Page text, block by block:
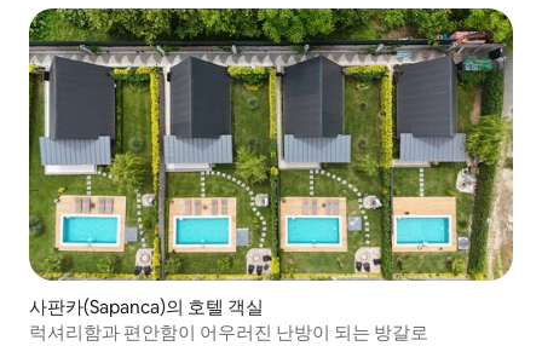
사판카(Sapanca)의 호텔 객실
럭셔리함과 편안함이 어우러진 난방이 되는 방갈로